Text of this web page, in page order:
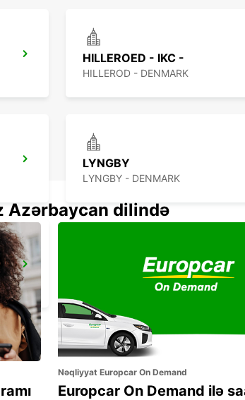
HILLEROED - IKC -
HILLEROD - DENMARK
LYNGBY
LYNGBY - DENMARK
COPENHAGEN.- IKC
COPENHAGEN - DENMARK
Azərbaycan dilində
Nəqliyyat Europcar On Demand
Europcar On Demand ilə